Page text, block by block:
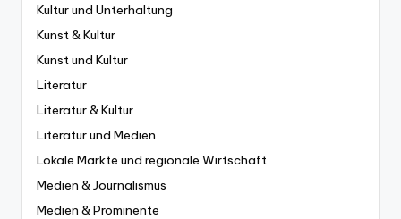
Kultur und Unterhaltung
Kunst & Kultur
Kunst und Kultur
Literatur
Literatur & Kultur
Literatur und Medien
Lokale Märkte und regionale Wirtschaft
Medien & Journalismus
Medien & Prominente